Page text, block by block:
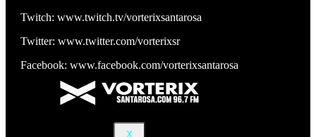
X
Twitch: www.twitch.tv/vorterixsantarosa
Twitter: www.twitter.com/vorterixsr
Facebook: www.facebook.com/vorterixsantarosa